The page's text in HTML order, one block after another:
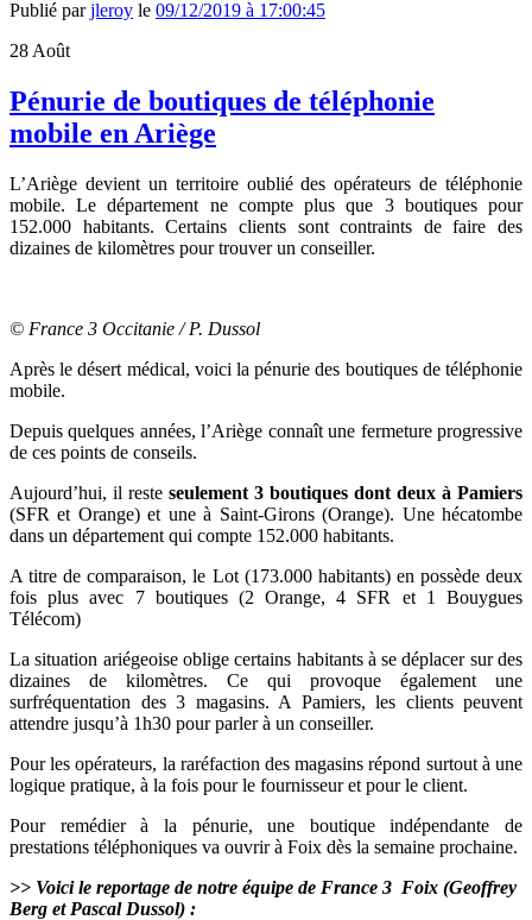
Publié parjleroy le 09/12/2019 à 17:00:45
28 Août
Pénurie de boutiques de téléphonie
mobile en Ariège
L’Ariège devient un territoire oublié des opérateurs de téléphonie
mobile. Le département ne compte plus que 3 boutiques pour
152.000 habitants. Certains clients sont contraints de faire des
dizaines de kilomètres pour trouver un conseiller.
© France 3 Occitanie / P. Dussol
Après le désert médical, voici la pénurie des boutiques de téléphonie
mobile.
Depuis quelques années, l’Ariège connaît une fermeture progressive
de ces points de conseils.
Aujourd’hui, il reste seulement 3 boutiques dont deux à Pamiers
(SFR et Orange) et une à Saint-Girons (Orange). Une hécatombe
dans un département qui compte 152.000 habitants.
A titre de comparaison, le Lot (173.000 habitants) en possède deux
fois plus avec 7 boutiques (2 Orange, 4 SFR et 1 Bouygues
Télécom)
La situation ariégeoise oblige certains habitants à se déplacer sur des
dizaines de kilomètres. Ce qui provoque également une
surfréquentation des 3 magasins. A Pamiers, les clients peuvent
attendre jusqu’à 1h30 pour parler à un conseiller.
Pour les opérateurs, la raréfaction des magasins répond surtout à une
logique pratique, à la fois pour le fournisseur et pour le client.
Pour remédier à la pénurie, une boutique indépendante de
prestations téléphoniques va ouvrir à Foix dès la semaine prochaine.
>> Voici le reportage de notre équipe de France 3 Foix (Geoffrey
Berg et Pascal Dussol) :